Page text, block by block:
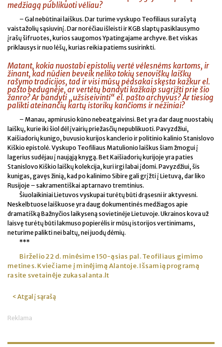
medžiagą publikuoti vėliau?
– Gal nebūtinai laiškus. Dar turime vyskupo Teofiliaus surašytą
vaistažolių sąsiuvinį. Dar norėčiau išleisti ir KGB slaptų pasiklausymo
įrašų šifruotes, kurios saugomos Ypatingajame archyve. Bet viskas
priklausys ir nuo lėšų, kurias reikia patiems susirinkti.
Matant, kokia nuostabi epistolių vertė vėlesnėms kartoms, ir
žinant, kad nūdien beveik neliko tokių senoviškų laiškų
rašymo tradicijos, tad ir visi mūsų pėdsakai skęsta kažkur el.
pašto bedugnėje, ar vertėtų bandyti kažkaip sugrįžti prie šio
žanro? Ar bandyti „užsiseivinti“ el. pašto archyvus? Ar tiesiog
palikti ateinančių kartų istorikų kančioms ir nežiniai?
– Manau, apmirusio kūno nebeatgaivinsi. Bet yra dar daug nuostabių
laiškų, kurie iki šiol dėl įvairių priežasčių nepublikuoti. Pavyzdžiui,
Kaišiadorių kunigo, buvusio kurijos kanclerio ir politinio kalinio Stanislovo
Kiškio epistolė. Vyskupo Teofiliaus Matulionio laiškus šiam žmogui į
lagerius sudėjau į naująją knygą. Bet Kaišiadorių kurijoje yra paties
Stanislovo Kiškio laiškų kolekcija, kuri irgi labai įdomi. Pavyzdžiui, šis
kunigas, gavęs žinią, kad po kalinimo Sibire gali grįžti į Lietuvą, dar liko
Rusijoje – sakramentiškai aptarnavo tremtinius.
Šiuolaikiniai Lietuvos vyskupai turėtų būti drąsesni ir aktyvesni.
Neskelbtuose laiškuose yra daug dokumentinės medžiagos apie
dramatišką Bažnyčios laikyseną sovietinėje Lietuvoje. Ukrainos kova už
laisvę turėtų būti lakmuso popierėlis ir mūsų istorijos vertinimams,
neturime palikti nei baltų, nei juodų dėmių.
***
Birželio 22 d. minėsime 150-ąsias pal. Teofiliaus gimimo
metines. Kviečiame į minėjimą Alantoje.Išsamią programą
rasite svetainėje zukasalanta.lt
< Atgal į sąrašą
Reklama